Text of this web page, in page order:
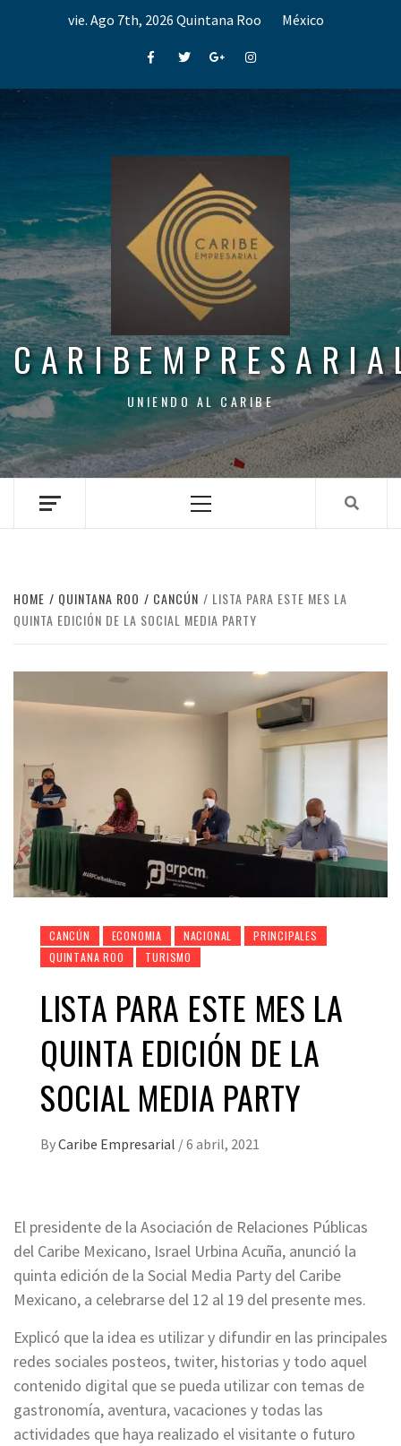
vie. Ago 7th, 2026 Quintana Roo México
FacebookTwitterGoogle+Instagram
UNIENDO AL CARIBE
Menu
HOME QUINTANA ROO CANCÚN
LISTA PARA ESTE MES LA
QUINTA EDICIÓN DE LA SOCIAL MEDIA PARTY
CANCÚN ECONOMIA NACIONAL
PRINCIPALES
QUINTANA ROO
TURISMO
LISTA PARA ESTE MES LA
QUINTA EDICIÓN DE LA
SOCIAL MEDIA PARTY
ByCaribe Empresarial /6 abril, 2021
El presidente de la Asociación de Relaciones Públicas
del Caribe Mexicano, Israel Urbina Acuña, anunció la
quinta edición de la Social Media Party del Caribe
Mexicano, a celebrarse del 12 al 19 del presente mes.
Explicó que la idea es utilizar y difundir en las principales
redes sociales posteos, twiter, historias y todo aquel
contenido digital que se pueda utilizar con temas de
gastronomía, aventura, vacaciones y todas las
actividades que haya realizado el visitante o futuro